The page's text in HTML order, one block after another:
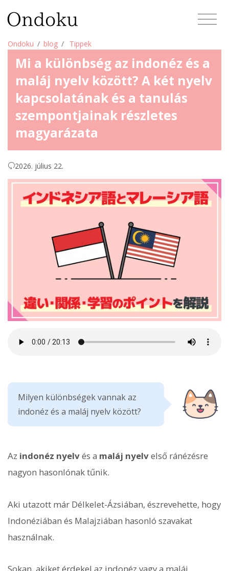
Ondoku blog Tippek
Mi a különbség az indonéz és a
maláj nyelv között? A két nyelv
kapcsolatának és a tanulás
szempontjainak részletes
magyarázata
2026. július 22.
Milyen különbségek vannak az
indonéz és a maláj nyelv között?
Az indonéz nyelvés a maláj nyelvelső ránézésre
nagyon hasonlónak tűnik.
Aki utazott már Délkelet-Ázsiában, észrevehette, hogy
Indonéziában és Malajziában hasonló szavakat
használnak.
Sokan, akiket érdekel az indonéz vagy a maláj